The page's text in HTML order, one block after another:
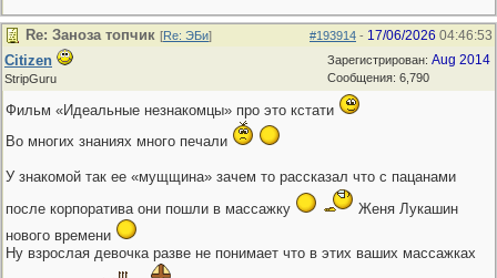
#193914 - 17/06/2026 04:46:53
Re: Заноза топчик [Re: ЭБи]
Зарегистрирован: Aug 2014
Сообщения: 6,790
Citizen
StripGuru
Фильм «Идеальные незнакомцы» про это кстати
Во многих знаниях много печали
У знакомой так ее «мущщина» зачем то рассказал что с пацанами
после корпоратива они пошли в массажку
Женя Лукашин
нового времени
Ну взрослая девочка разве не понимает что в этих ваших массажках